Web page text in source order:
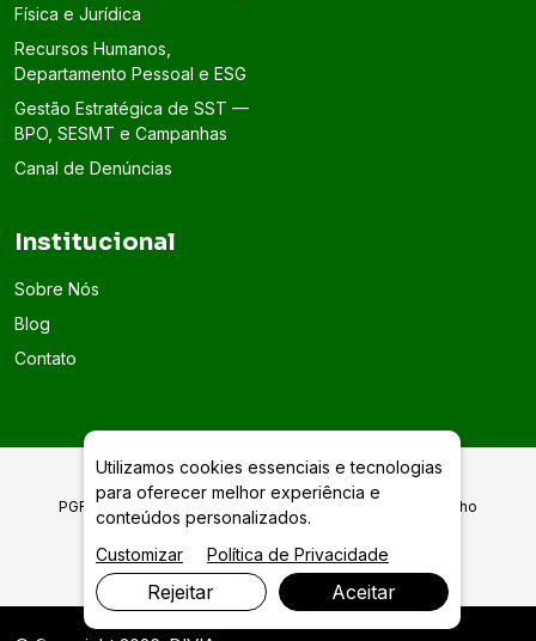
Física e Jurídica
Recursos Humanos,
Departamento Pessoal e ESG
Gestão Estratégica de SST —
BPO, SESMT e Campanhas
Canal de Denúncias
Institucional
Sobre Nós
Blog
Contato
PGRTR Programa de Gerenciamento de Riscos no Trabalho
Rural em Goiânia
Utilizamos cookies essenciais e tecnologias
para oferecer melhor experiência e
conteúdos personalizados.
Customizar
Política de Privacidade
Rejeitar Aceitar